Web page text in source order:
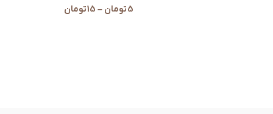
5تومان –
15تومان